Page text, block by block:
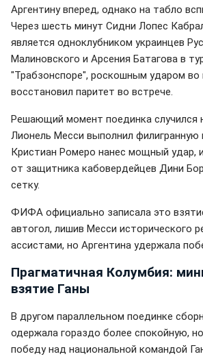
Аргентину вперед, однако на табло
Через шесть минут Сидни Лопес
является одноклубником украинцев
Малиновского и Арсения Батагова в
"Трабзонспоре", роскошным ударом во
восстановил паритет во встрече.
Решающий момент поединка случился
Лионель Месси выполнил филигранную
Кристиан Ромеро нанес мощный удар,
от защитника кабовердейцев Дини
сетку.
ФИФА официально записала это
автогол, лишив Месси исторического
ассистами, но Аргентина удержала
Прагматичная Колумбия:
взятие Ганы
В другом параллельном поединке
одержала гораздо более спокойную,
победу над национальной командой